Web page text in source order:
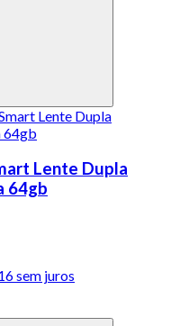
Lente Dupla
64gb
sem juros